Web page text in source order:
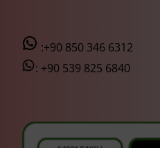
:+90 850 346 6312
: +90 539 825 6840